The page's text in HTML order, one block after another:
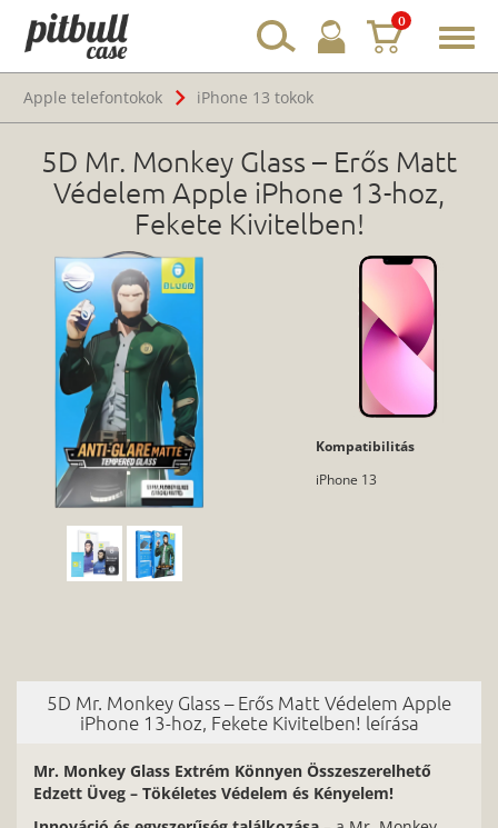
0
Apple telefontokok
iPhone 13 tokok
5D Mr. Monkey Glass – Erős Matt
Védelem Apple iPhone 13-hoz,
Fekete Kivitelben!
Kompatibilitás
iPhone 13
5D Mr. Monkey Glass – Erős Matt Védelem Apple
iPhone 13-hoz, Fekete Kivitelben! leírása
Mr. Monkey Glass Extrém Könnyen Összeszerelhető
Edzett Üveg – Tökéletes Védelem és Kényelem!